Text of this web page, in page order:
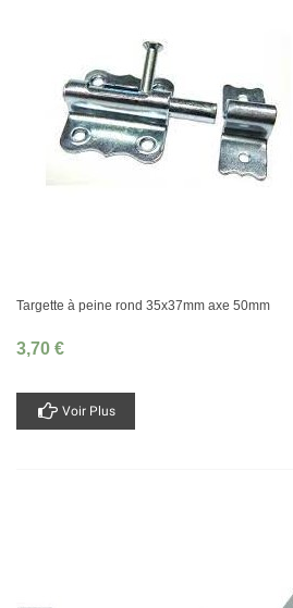
Targette à peine rond 35x37mm axe 50mm
3,70 €
Voir Plus